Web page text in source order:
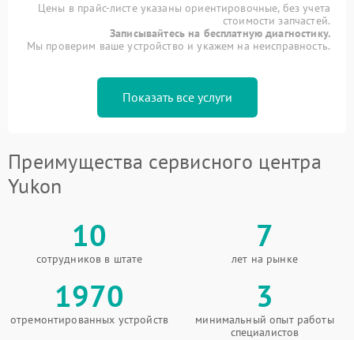
Цены в прайс-листе указаны ориентировочные, без учета
стоимости запчастей.
Записывайтесь на бесплатную диагностику.
Мы проверим ваше устройство и укажем на неисправность.
Показать все услуги
Преимущества сервисного центра
Yukon
10
сотрудников в штате
7
лет на рынке
1970
отремонтированных устройств
3
минимальный опыт работы
специалистов